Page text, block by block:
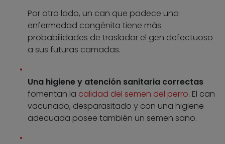
Por otro lado, un can que padece una
enfermedad congénita tiene más
probabilidades de trasladar el gen defectuoso
a sus futuras camadas.
Una higiene y atención sanitaria correctas
fomentan la calidad del semen del perro. El can
vacunado, desparasitado y con una higiene
adecuada posee también un semen sano.